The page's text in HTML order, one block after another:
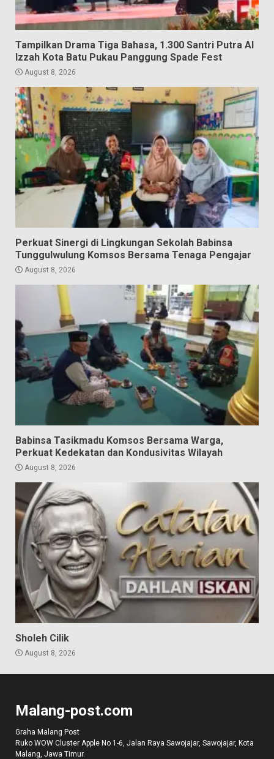
Tampilkan Drama Tiga Bahasa, 1.300 Santri Putra Al
Izzah Kota Batu Pukau Panggung Spade Fest
August 8, 2026
Perkuat Sinergi di Lingkungan Sekolah Babinsa
Tunggulwulung Komsos Bersama Tenaga Pengajar
August 8, 2026
Babinsa Tasikmadu Komsos Bersama Warga,
Perkuat Kedekatan dan Kondusivitas Wilayah
August 8, 2026
Sholeh Cilik
August 8, 2026
Malang-post.com
Graha Malang Post
Ruko WOW Cluster Apple No 1-6, Jalan Raya Sawojajar, Sawojajar, Kota
Malang, Jawa Timur.